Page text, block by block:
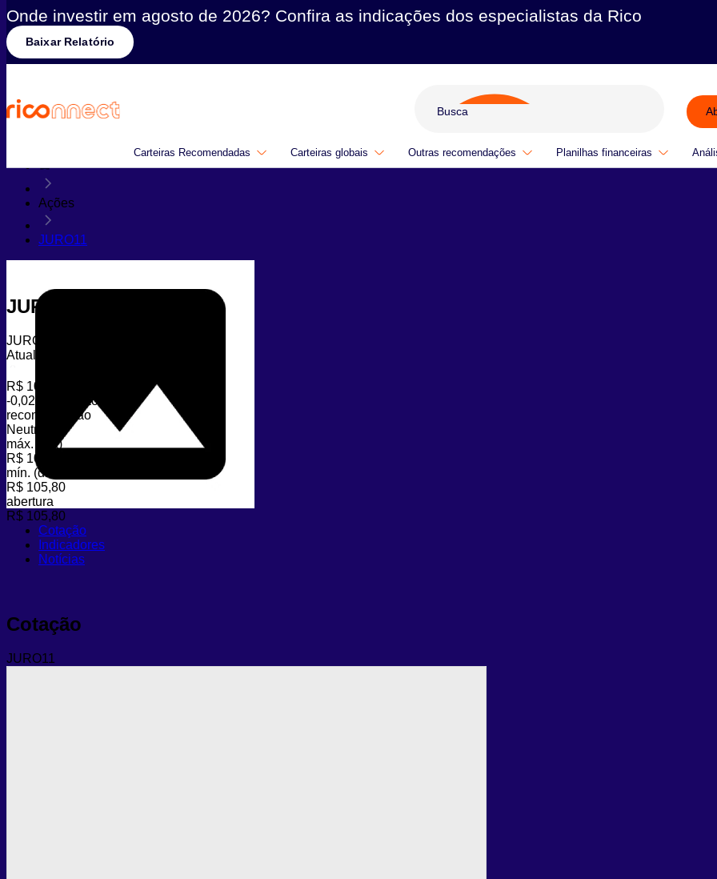
Onde investir em agosto de 2026? Confira as indicações dos especialistas da Rico
Baixar Relatório
Carteiras Recomendadas Carteiras globais Outras recomendações Planilhas financeiras
Ações
JURO11
JURO11
JURO11
Atualizado em 07/08/2026 às 05h14
R$ 106,47
-0,02%
variação (dia)
recomendação
Neutro
máx. (dia)
R$ 106,60
mín. (dia)
R$ 105,80
abertura
R$ 105,80
Cotação
Indicadores
Notícias
Cotação
JURO11